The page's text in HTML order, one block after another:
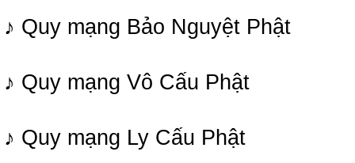
♪ Quy mạng Bảo Nguyệt Phật
♪ Quy mạng Vô Cấu Phật
♪ Quy mạng Ly Cấu Phật